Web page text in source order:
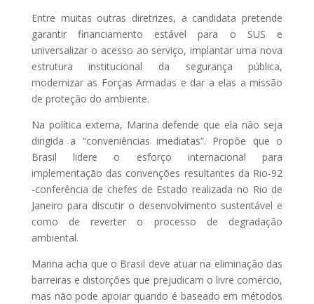
Entre muitas outras diretrizes, a candidata pretende
garantir financiamento estável para o SUS e
universalizar o acesso ao serviço, implantar uma nova
estrutura institucional da segurança pública,
modernizar as Forças Armadas e dar a elas a missão
de proteção do ambiente.
Na política externa, Marina defende que ela não seja
dirigida a “conveniências imediatas”. Propõe que o
Brasil lidere o esforço internacional para
implementação das convenções resultantes da Rio-92
-conferência de chefes de Estado realizada no Rio de
Janeiro para discutir o desenvolvimento sustentável e
como de reverter o processo de degradação
ambiental.
Marina acha que o Brasil deve atuar na eliminação das
barreiras e distorções que prejudicam o livre comércio,
mas não pode apoiar quando é baseado em métodos